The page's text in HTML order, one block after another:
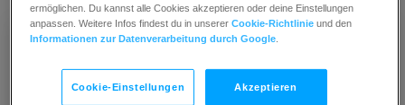
ermöglichen. Du kannst alle Cookies akzeptieren oder deine Einstellungen
anpassen. Weitere Infos findest du in unsererCookie-Richtlinie und den
Informationen zur Datenverarbeitung durch Google
Cookie-Einstellungen Akzeptieren